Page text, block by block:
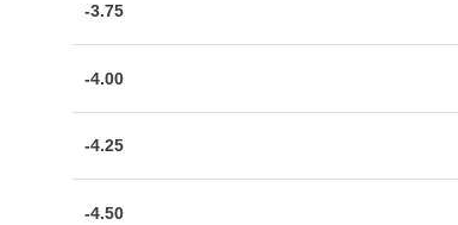
-3.75
-4.00
-4.25
-4.50